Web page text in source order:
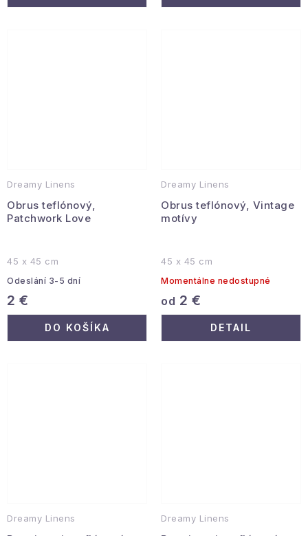
Dreamy Linens
Obrus teflónový,
Patchwork Love
45 x 45 cm
Odeslání 3-5 dní
2 €
DO KOŠÍKA
Dreamy Linens
Obrus teflónový, Vintage
motívy
45 x 45 cm
Momentálne nedostupné
od 2 €
DETAIL
Dreamy Linens Dreamy Linens